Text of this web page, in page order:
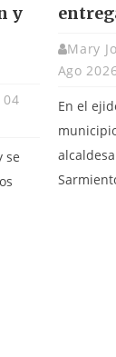
y
04
se
Mary
Ago 2026
En el